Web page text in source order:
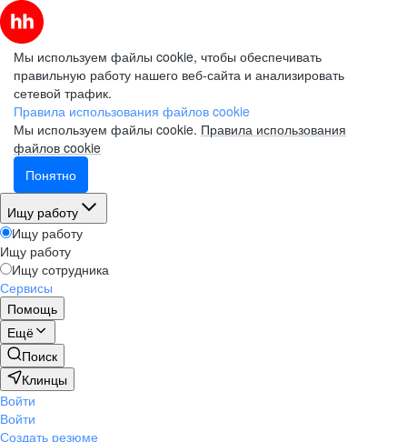
Мы используем файлы cookie, чтобы обеспечивать
правильную работу нашего веб-сайта и анализировать
сетевой трафик.
Правила использования файлов cookie
Мы используем файлы cookie. Правила использования
файлов cookie
Понятно
Ищу работу
Ищу работу
Ищу работу
Ищу сотрудника
Сервисы
Помощь
Ещё
Поиск
Клинцы
Войти
Войти
Создать резюме